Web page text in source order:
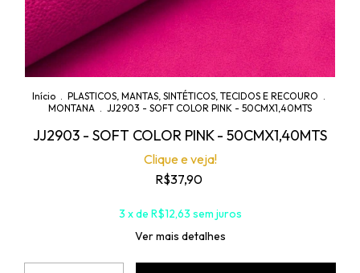
Início . PLASTICOS, MANTAS, SINTÉTICOS, TECIDOS E RECOURO .
MONTANA . JJ2903 - SOFT COLOR PINK - 50CMX1,40MTS
JJ2903 - SOFT COLOR PINK - 50CMX1,40MTS
Clique e veja!
R$37,90
3 x de R$12,63 sem juros
Ver mais detalhes